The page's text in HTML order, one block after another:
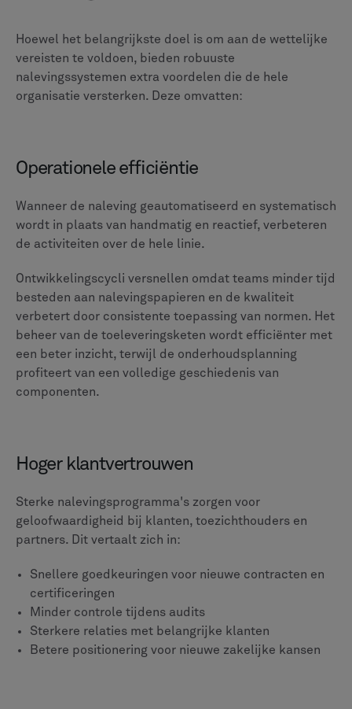
partners. Dit vertaalt zich in:
Snellere goedkeuringen voor nieuwe contracten en
certificeringen
Kansen voor innovatie
elementaire nalevingstaken automatisch worden,
teams hun energie kunnen richten op innovatie.
Ingenieurs kunnen meer tijd besteden aan
ontwerpverbeteringen, terwijl kwaliteitsteams kunnen
werken aan procesoptimalisatie. Supply chain
managers kunnen nieuwe partnerschappen verkennen,
De verschuiving van handmatige naleving naar
creatief denken dat innovatie in de ruimtevaart en
defensie stimuleert.
Laatste gedachten
Het lijkt misschien onmogelijk om perfecte
traceerbaarheid en conformiteit te bereiken in de
lucht- en ruimtevaart en defensie. De regelgeving blijft